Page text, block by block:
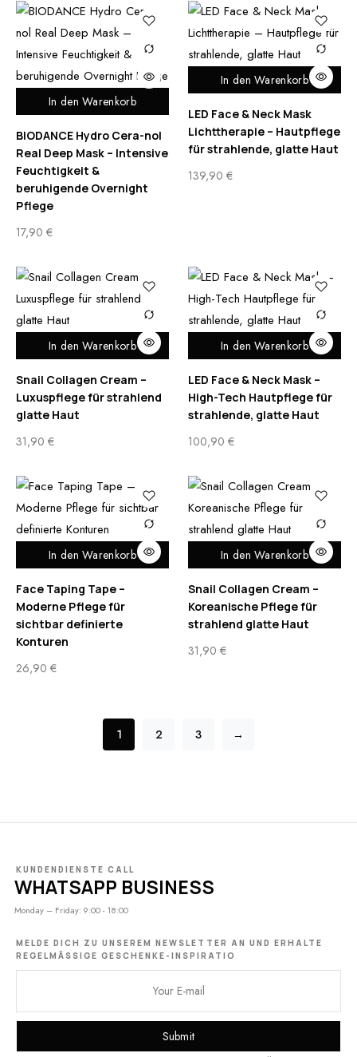
In den Warenkorb
BIODANCE Hydro Cera-nol
Real Deep Mask – Intensive
Feuchtigkeit &
beruhigende Overnight
Pflege
17,90 €
In den Warenkorb
LED Face & Neck Mask
Lichttherapie – Hautpflege
für strahlende, glatte Haut
139,90 €
In den Warenkorb
Snail Collagen Cream –
Luxuspflege für strahlend
glatte Haut
31,90 €
In den Warenkorb
LED Face & Neck Mask –
High-Tech Hautpflege für
strahlende, glatte Haut
100,90 €
In den Warenkorb
Face Taping Tape –
Moderne Pflege für
sichtbar definierte
Konturen
26,90 €
In den Warenkorb
Snail Collagen Cream –
Koreanische Pflege für
strahlend glatte Haut
31,90 €
1 2 3 →
KUNDENDIENSTE CALL
WHATSAPP BUSINESS
Monday – Friday: 9:00 - 18:00
MELDE DICH ZU UNSEREM NEWSLETTER AN UND ERHALTE
REGELMÄSSIGE GESCHENKE-INSPIRATIO
Submit